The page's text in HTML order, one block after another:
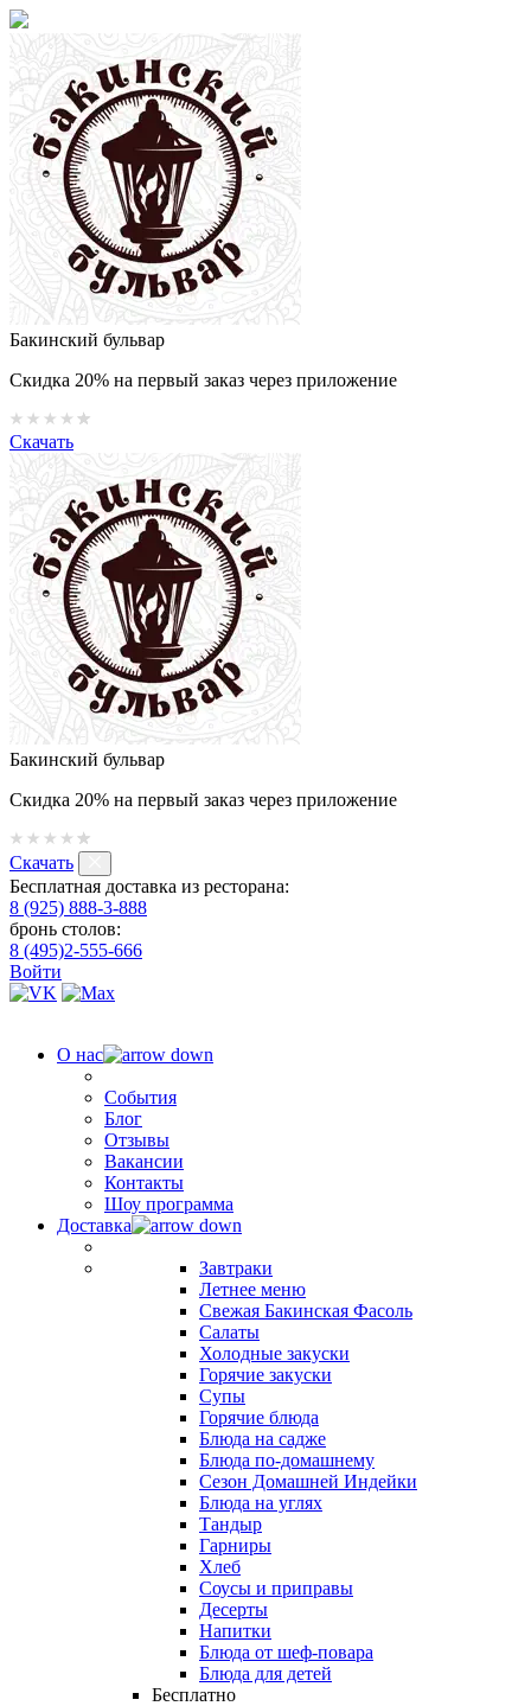
Бакинский бульвар
Скидка 20% на первый заказ через приложение
Скачать
Бакинский бульвар
Скидка 20% на первый заказ через приложение
Скачать
Бесплатная доставка из ресторана:
8 (925) 888-3-888
бронь столов:
8 (495)2-555-666
Войти
О нас
События
Блог
Отзывы
Вакансии
Контакты
Шоу программа
Доставка
Завтраки
Летнее меню
Свежая Бакинская Фасоль
Салаты
Холодные закуски
Горячие закуски
Супы
Горячие блюда
Блюда на садже
Блюда по-домашнему
Сезон Домашней Индейки
Блюда на углях
Тандыр
Гарниры
Хлеб
Соусы и приправы
Десерты
Напитки
Блюда от шеф-повара
Блюда для детей
Бесплатно